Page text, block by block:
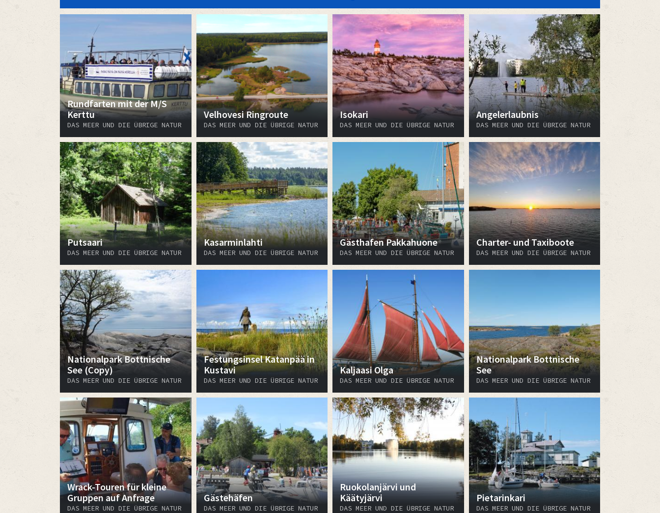
Rundfarten mit der M/S
Kerttu
DAS MEER UND DIE ÜBRIGE NATUR
Velhovesi Ringroute
DAS MEER UND DIE ÜBRIGE NATUR
Isokari
DAS MEER UND DIE ÜBRIGE NATUR
Angelerlaubnis
DAS MEER UND DIE ÜBRIGE NATUR
Putsaari
DAS MEER UND DIE ÜBRIGE NATUR
Kasarminlahti
DAS MEER UND DIE ÜBRIGE NATUR
Gästhafen Pakkahuone
DAS MEER UND DIE ÜBRIGE NATUR
Charter- und Taxiboote
DAS MEER UND DIE ÜBRIGE NATUR
Nationalpark Bottnische
See (Copy)
DAS MEER UND DIE ÜBRIGE NATUR
Festungsinsel Katanpää in
Kustavi
DAS MEER UND DIE ÜBRIGE NATUR
Kaljaasi Olga
DAS MEER UND DIE ÜBRIGE NATUR
Nationalpark Bottnische
See
DAS MEER UND DIE ÜBRIGE NATUR
Wrack-Touren für kleine
Gruppen auf Anfrage
DAS MEER UND DIE ÜBRIGE NATUR
Gästehäfen
DAS MEER UND DIE ÜBRIGE NATUR
Ruokolanjärvi und
Käätyjärvi
DAS MEER UND DIE ÜBRIGE NATUR
Pietarinkari
DAS MEER UND DIE ÜBRIGE NATUR